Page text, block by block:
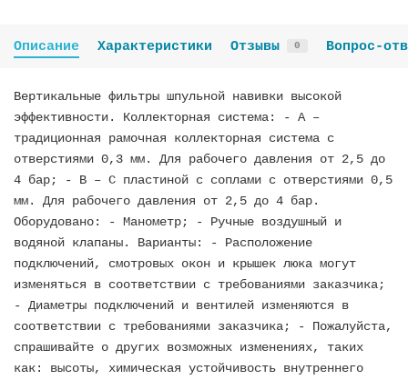
Описание Характеристики Отзывы 0 Вопрос-
Вертикальные фильтры шпульной навивки высокой
эффективности. Коллекторная система: - А –
традиционная рамочная коллекторная система с
отверстиями 0,3 мм. Для рабочего давления от 2,5 до
4 бар; - B – С пластиной с соплами с отверстиями 0,5
мм. Для рабочего давления от 2,5 до 4 бар.
Оборудовано: - Манометр; - Ручные воздушный и
водяной клапаны. Варианты: - Расположение
подключений, смотровых окон и крышек люка могут
изменяться в соответствии с требованиями заказчика;
- Диаметры подключений и вентилей изменяются в
соответствии с требованиями заказчика; - Пожалуйста,
спрашивайте о других возможных изменениях, таких
как: высоты, химическая устойчивость внутреннего